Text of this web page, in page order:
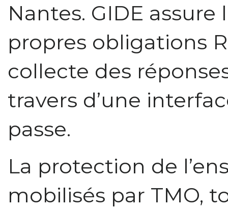
Nantes. GIDE
propres obligations
collecte des
travers d’une
passe.
La protection de
mobilisés par TMO,